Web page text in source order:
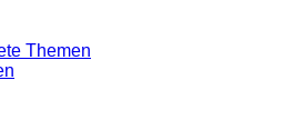
Themen